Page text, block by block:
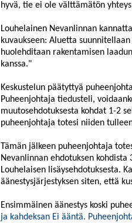
hyvä, tie ei ole välttämätön
Louhelainen Nevanlinnan
kuvaukseen: Aluetta
huolehditaan rakentamisen
kanssa."
Keskustelun päätyttyä
Puheenjohtaja tiedusteli,
muutosehdotuksesta kohdat 1-2
puheenjohtaja totesi niidentulleen
Tämän jälkeen puheenjohtaja
Nevanlinnan ehdotuksen
Louhelaisen lisäysehdotuksesta.
äänestysjärjestyksensiten, että
Ensimmäinen äänestys koski
ja kahdeksan Ei ääntä.